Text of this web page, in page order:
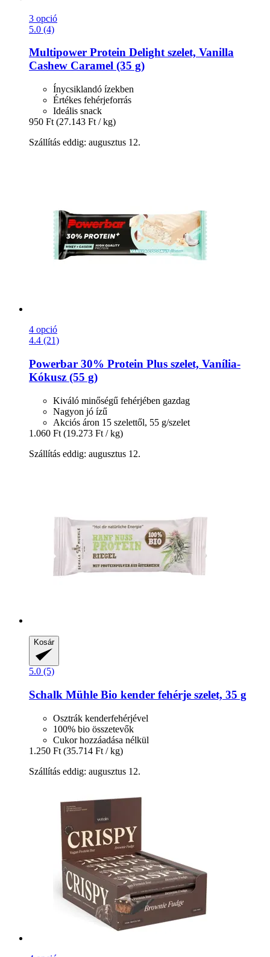
3 opció
5.0 (4)
Multipower Protein Delight szelet, Vanilla
Cashew Caramel (35 g)
Ínycsiklandó ízekben
Értékes fehérjeforrás
Ideális snack
950 Ft (27.143 Ft / kg)
Szállítás eddig: augusztus 12.
4 opció
4.4 (21)
Powerbar 30% Protein Plus szelet, Vanília-​
Kókusz (55 g)
Kiváló minőségű fehérjében gazdag
Nagyon jó ízű
Akciós áron 15 szelettől, 55 g/szelet
1.060 Ft (19.273 Ft / kg)
Szállítás eddig: augusztus 12.
Kosár
5.0 (5)
Schalk Mühle Bio kender fehérje szelet, 35 g
Osztrák kenderfehérjével
100% bio összetevők
Cukor hozzáadása nélkül
1.250 Ft (35.714 Ft / kg)
Szállítás eddig: augusztus 12.